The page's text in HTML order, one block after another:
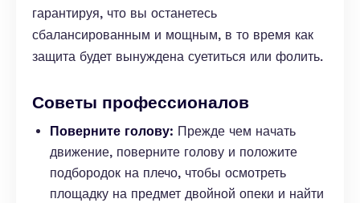
гарантируя, что вы останетесь
сбалансированным и мощным, в то время как
защита будет вынуждена суетиться или фолить.
Советы профессионалов
Поверните голову: Прежде чем начать
движение, поверните голову и положите
подбородок на плечо, чтобы осмотреть
площадку на предмет двойной опеки и найти